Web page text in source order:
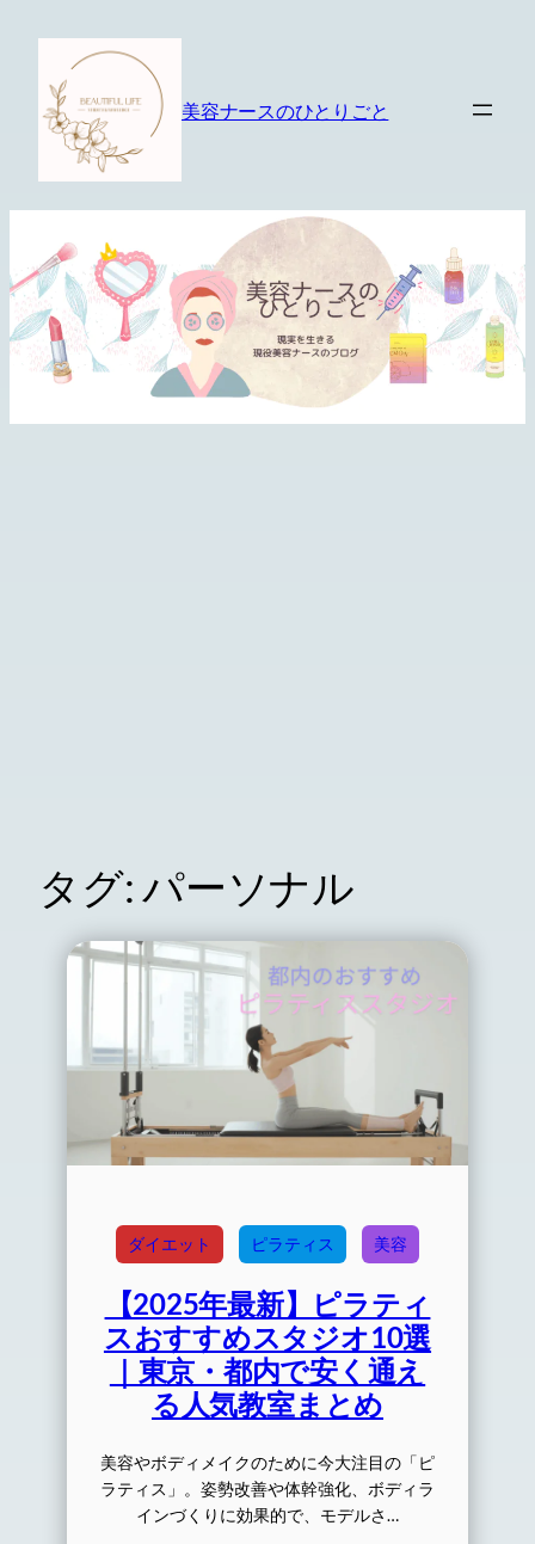
美容ナースのひとりごと
タグ:パーソナル
ダイエット ピラティス 美容
【2025年最新】ピラティ
スおすすめスタジオ10選
｜東京・都内で安く通え
る人気教室まとめ
美容やボディメイクのために今大注目の「ピ
ラティス」。姿勢改善や体幹強化、ボディラ
インづくりに効果的で、モデルさ…